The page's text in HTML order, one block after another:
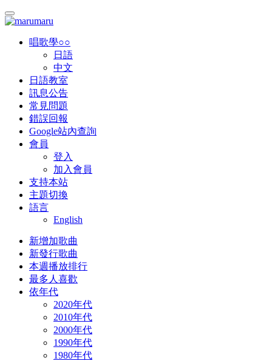
唱歌學○○
日語
中文
日語教室
訊息公告
常見問題
錯誤回報
Google站內查詢
會員
登入
加入會員
支持本站
主題切換
語言
English
新增加歌曲
新發行歌曲
本週播放排行
最多人喜歡
依年代
2020年代
2010年代
2000年代
1990年代
1980年代